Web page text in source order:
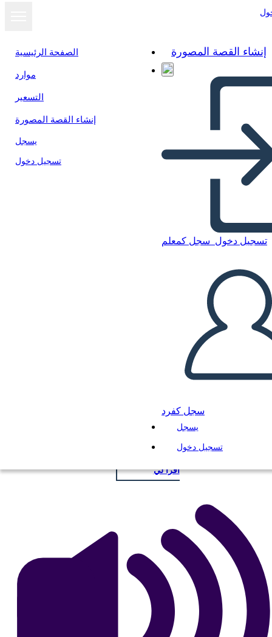
الصفحة الرئيسية
موارد
التسعير
إنشاء القصة المصورة
يسجل
تسجيل دخول
إنشاء القصة المصورة
تسجيل دخول سجل كمعلم
سجل كفرد
يسجل
تسجيل دخول
قالب مخطط مؤامرة
انسخ هذه القصة المصورة
إنشاء لوحة القصة
اقرأ لي